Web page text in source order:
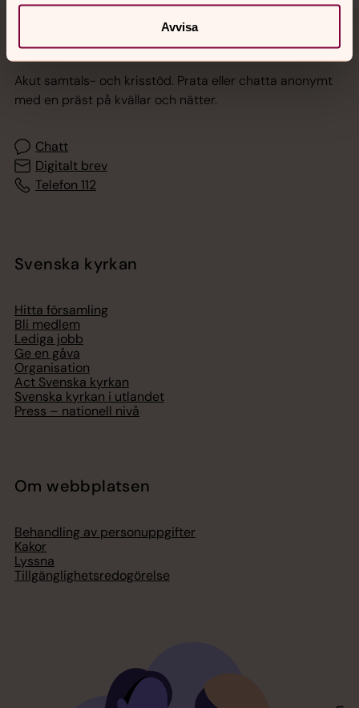
Avvisa
Jourhavande präst
Akut samtals- och krisstöd. Prata eller chatta anonymt
med en präst på kvällar och nätter.
Chatt
Digitalt brev
Telefon 112
Svenska kyrkan
Hitta församling
Bli medlem
Lediga jobb
Ge en gåva
Organisation
Act Svenska kyrkan
Svenska kyrkan i utlandet
Press – nationell nivå
Om webbplatsen
Behandling av personuppgifter
Kakor
Lyssna
Tillgänglighetsredogörelse